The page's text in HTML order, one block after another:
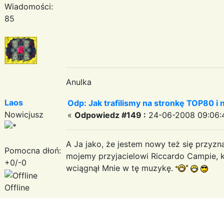
Wiadomości:
85
Anulka
Laos
Nowicjusz
Pomocna dłoń:
+0/-0
Offline
Odp: Jak trafilismy na stronkę TOP80 i
« Odpowiedz #149 : 24-06-2008
A Ja jako, że jestem nowy też się
mojemy przyjacielowi Riccardo Campie,
wciągnął Mnie w tę muzykę.